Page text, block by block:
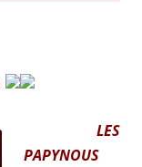
LES
PAPYNOUS